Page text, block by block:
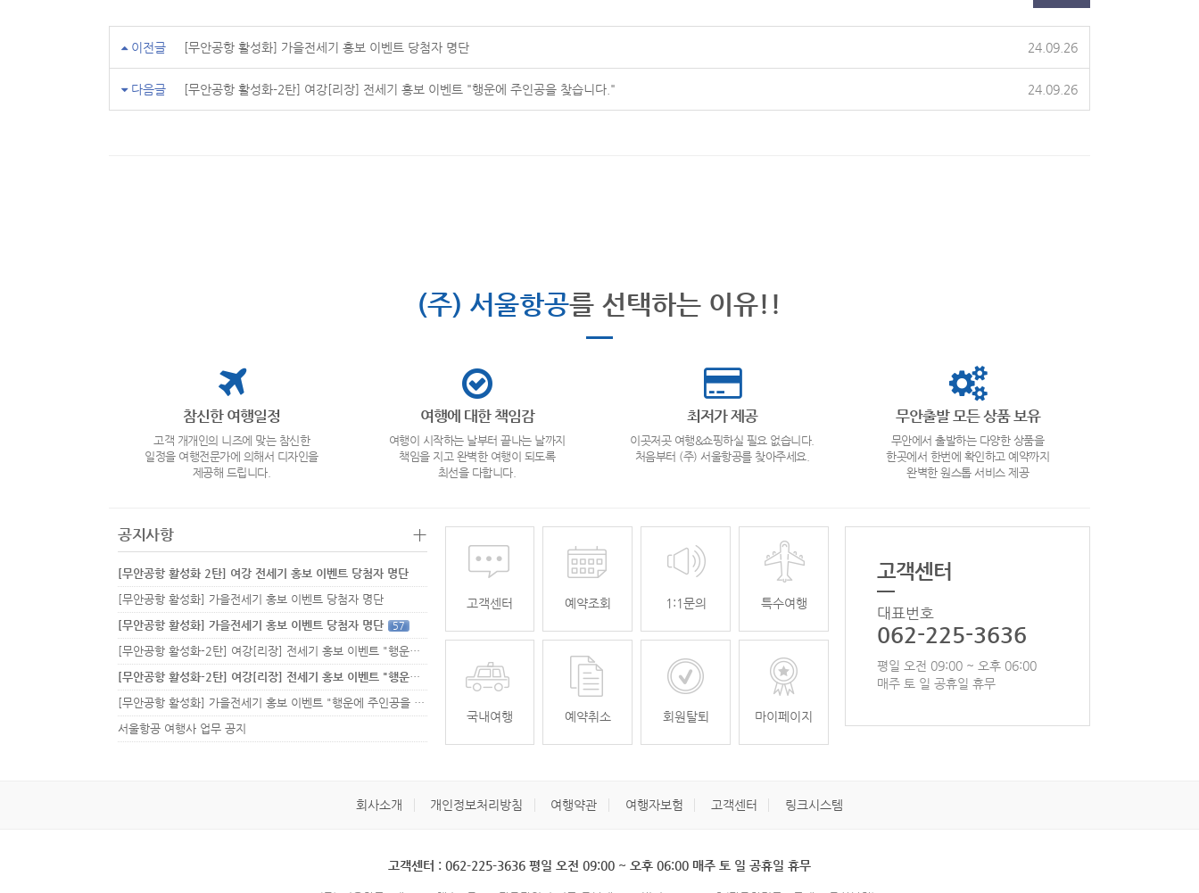
이전글 [무안공항 활성화] 가을전세기 홍보 이벤트 당첨자 명단 24.09.26
다음글 [무안공항 활성화-2탄] 여강[리장] 전세기 홍보 이벤트 "행운에 주인공을 찾습니다." 24.09.26
(주) 서울항공를 선택하는 이유!!
참신한 여행일정
고객 개개인의 니즈에 맞는 참신한
일정을 여행전문가에 의해서 디자인을
제공해 드립니다.
여행에 대한 책임감
여행이 시작하는 날부터 끝나는 날까지
책임을 지고 완벽한 여행이 되도록
최선을 다합니다.
최저가 제공
이곳저곳 여행&쇼핑하실 필요 없습니다.
처음부터 (주) 서울항공를 찾아주세요.
무안출발 모든 상품 보유
무안에서 출발하는 다양한 상품을
한곳에서 한번에 확인하고 예약까지
완벽한 원스톱 서비스 제공
공지사항 +
[무안공항 활성화 2탄] 여강 전세기 홍보 이벤트 당첨자 명단
[무안공항 활성화] 가을전세기 홍보 이벤트 당첨자 명단
[무안공항 활성화] 가을전세기 홍보 이벤트 당첨자 명단
57
[무안공항 활성화-2탄] 여강[리장] 전세기 홍보 이벤트 "행운에 주인공…
[무안공항 활성화-2탄] 여강[리장] 전세기 홍보 이벤트 "행운에 주인공…
[무안공항 활성화] 가을전세기 홍보 이벤트 "행운에 주인공을 찾습니다."
서울항공 여행사 업무 공지
고객센터 예약조회 1:1문의 특수여행
국내여행 예약취소 회원탈퇴 마이페이지
고객센터
대표번호
062-225-3636
평일 오전 09:00 ~ 오후 06:00
매주 토 일 공휴일 휴무
회사소개 개인정보처리방침 여행약관 여행자보험 고객센터 링크시스템
고객센터 : 062-225-3636 평일 오전 09:00 ~ 오후 06:00 매주 토 일 공휴일 휴무